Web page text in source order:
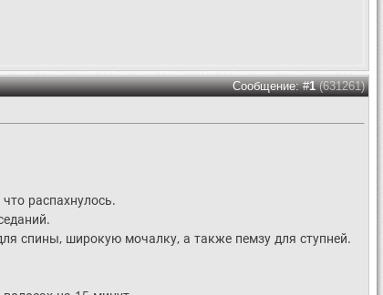
Сообщение: #1(631261)
распахнулось.
спины, широкую мочалку, а также пемзу для ступней.